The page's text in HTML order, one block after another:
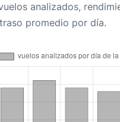
analizados,
promedio por día.